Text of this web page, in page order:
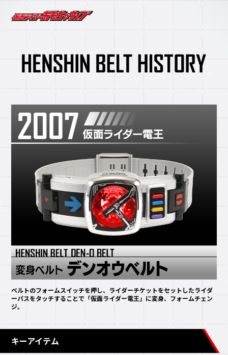
ベルトのフォームスイッチを押し、ライダーチケットをセットしたライダ
ーパスをタッチすることで「仮面ライダー電王」に変身、フォームチェン
ジ。
キーアイテム